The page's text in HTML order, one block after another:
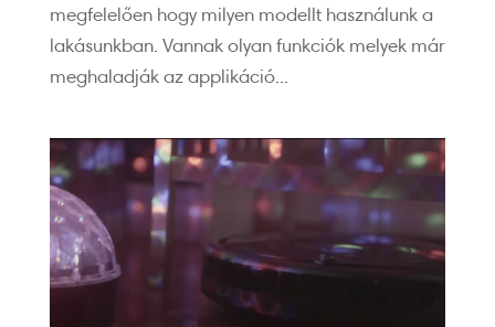
megfelelően hogy milyen modellt használunk a
lakásunkban. Vannak olyan funkciók melyek már
meghaladják az applikáció...